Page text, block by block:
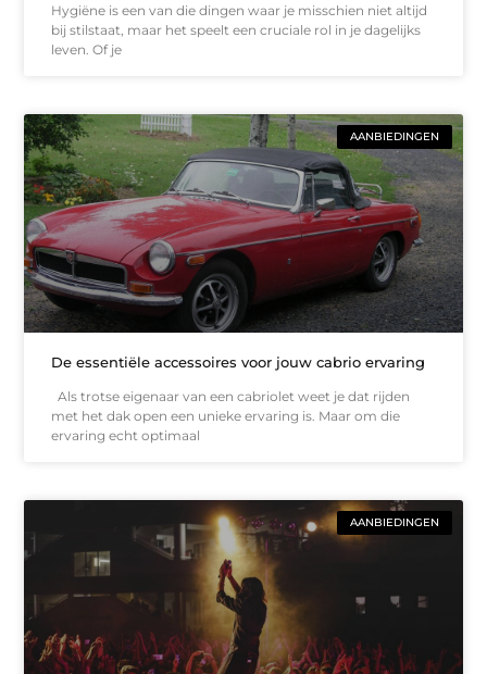
Hygiëne is een van die dingen waar je misschien niet altijd
bij stilstaat, maar het speelt een cruciale rol in je dagelijks
leven. Of je
AANBIEDINGEN
De essentiële accessoires voor jouw cabrio ervaring
Als trotse eigenaar van een cabriolet weet je dat rijden
met het dak open een unieke ervaring is. Maar om die
ervaring echt optimaal
AANBIEDINGEN